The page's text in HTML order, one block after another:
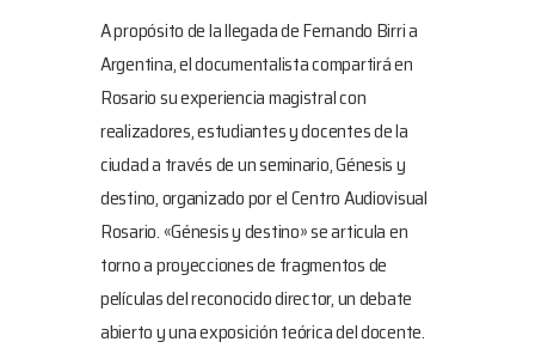
A propósito de la llegada de Fernando Birri a
Argentina, el documentalista compartirá en
Rosario su experiencia magistral con
realizadores, estudiantes y docentes de la
ciudad a través de un seminario, Génesis y
destino, organizado por el Centro Audiovisual
Rosario. «Génesis y destino» se articula en
torno a proyecciones de fragmentos de
películas del reconocido director, un debate
abierto y una exposición teórica del docente.